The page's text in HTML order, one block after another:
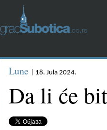
Lune | 18. Jula 2024.
Da li će